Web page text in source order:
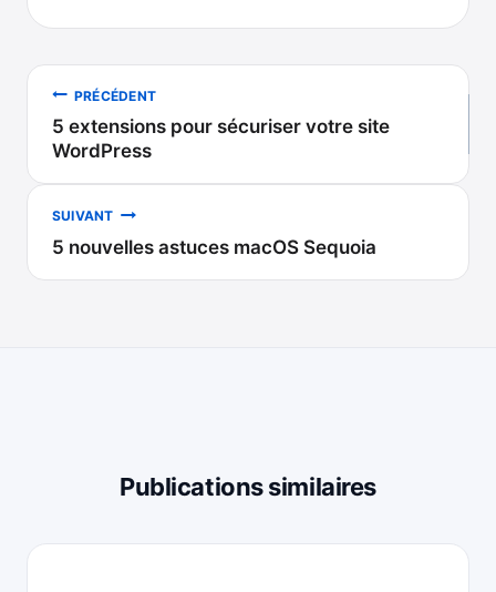
Navigation
de
l’article
PRÉCÉDENT
5 extensions pour sécuriser votre site
WordPress
SUIVANT
5 nouvelles astuces macOS Sequoia
Publications similaires